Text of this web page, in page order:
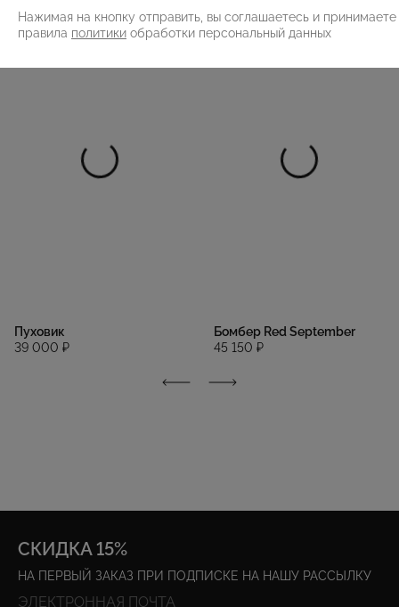
Пуховик
39 000 ₽
Бомбер Red September
45 150 ₽
СКИДКА 15%
НА ПЕРВЫЙ ЗАКАЗ ПРИ ПОДПИСКЕ НА НАШУ РАССЫЛКУ
Нажимая на кнопку отправить, вы соглашаетесь и принимаете
правила политики обработки персональный данных